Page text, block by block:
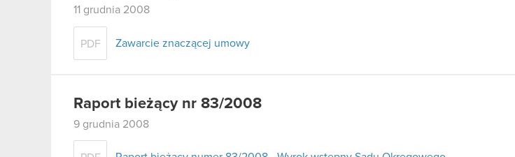
11 grudnia 2008
PDF Zawarcie znaczącej umowy
Raport bieżący nr 83/2008
9 grudnia 2008